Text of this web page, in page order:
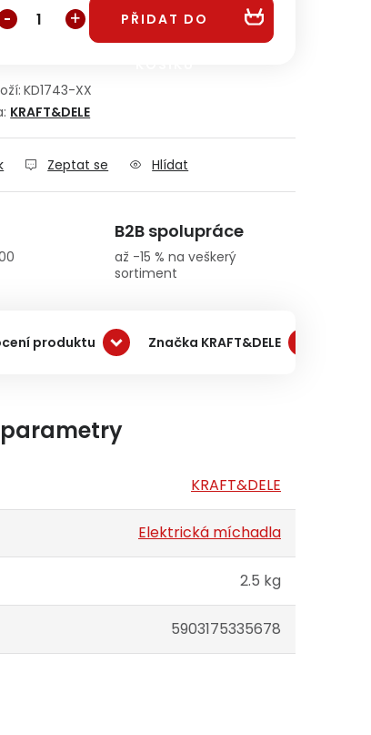
PŘIDAT DO
KD1743-XX
KRAFT&DELE
Zeptat se Hlídat
B2B spolupráce
až -15 % na veškerý
sortiment
produktu Značka KRAFT&DELE
KRAFT&DELE
Elektrická míchadla
2.5 kg
5903175335678